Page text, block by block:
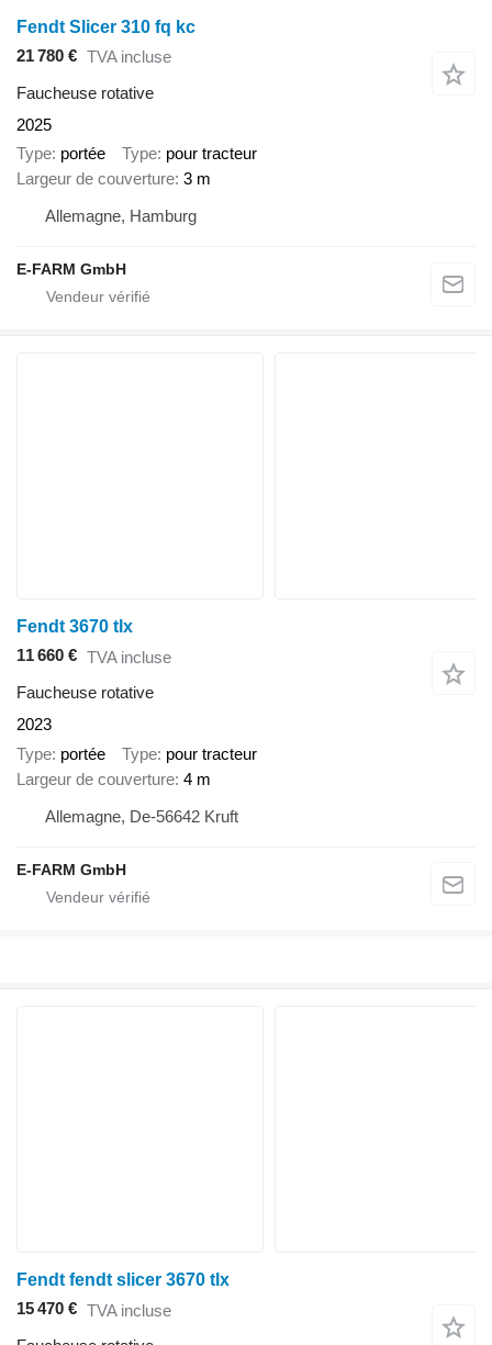
Fendt Slicer 310 fq kc
21 780 € TVA incluse
Faucheuse rotative
2025
Type portée Type pour tracteur
Largeur de couverture 3 m
Allemagne, Hamburg
E-FARM GmbH
Fendt 3670 tlx
11 660 € TVA incluse
Faucheuse rotative
2023
Type portée Type pour tracteur
Largeur de couverture 4 m
Allemagne, De-56642 Kruft
E-FARM GmbH
Fendt fendt slicer 3670 tlx
15 470 € TVA incluse